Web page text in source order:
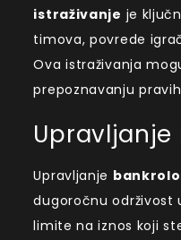
istraživanje je
timova, povrede
Ova istraživanja
prepoznavanju
Upravljanje
Upravljanje
dugoročnu održivost
limite na iznos koji